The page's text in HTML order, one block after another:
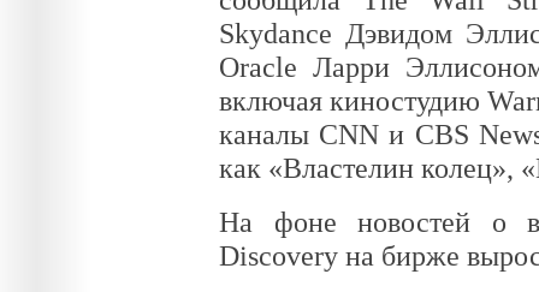
Skydance Дэвидом
Oracle Ларри
включая киностудию
каналы CNN и CBS
как «Властелин колец»,
На фоне новостей о
Discovery на бирже